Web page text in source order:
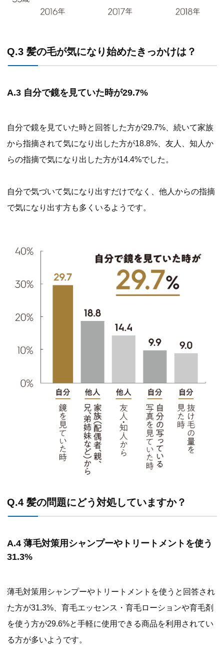
Q.3 髪の毛が気になり始めたきっかけは？
A.3 自分で鏡を見ていた時が29.7%
自分で鏡を見ていた時と回答した方が29.7%、続いて家族
から指摘されて気になり出した方が18.8%、友人、知人か
らの指摘で気になり出した方が14.4%でした。
自分で気づいて気になり出すだけでなく、他人からの指摘
で気になり出す方も多くいるようです。
Q.4 髪の問題にどう対処していますか？
A.4 薄毛対策用シャンプーやトリートメントを使う
31.3%
薄毛対策用シャンプーやトリートメントを使うと回答され
た方が31.3%、育毛エッセンス・育毛ローションや育毛剤
を使う方が29.6%と手軽に使用できる商品を利用されてい
る方が多いようです。